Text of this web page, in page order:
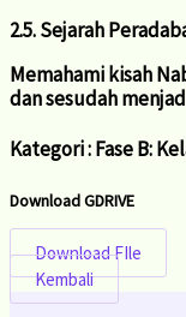
2.5. Sejarah
Memahami kisah
dan sesudah
Kategori : Fase B:
DownloadGDRIVE
Download FIle
Kembali